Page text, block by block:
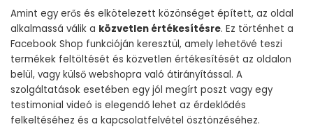
Amint egy erős és elkötelezett közönséget épített, az oldal
alkalmassá válik a közvetlen értékesítésre. Ez történhet a
Facebook Shop funkcióján keresztül, amely lehetővé teszi
termékek feltöltését és közvetlen értékesítését az oldalon
belül, vagy külső webshopra való átirányítással. A
szolgáltatások esetében egy jól megírt poszt vagy egy
testimonial videó is elegendő lehet az érdeklődés
felkeltéséhez és a kapcsolatfelvétel ösztönzéséhez.